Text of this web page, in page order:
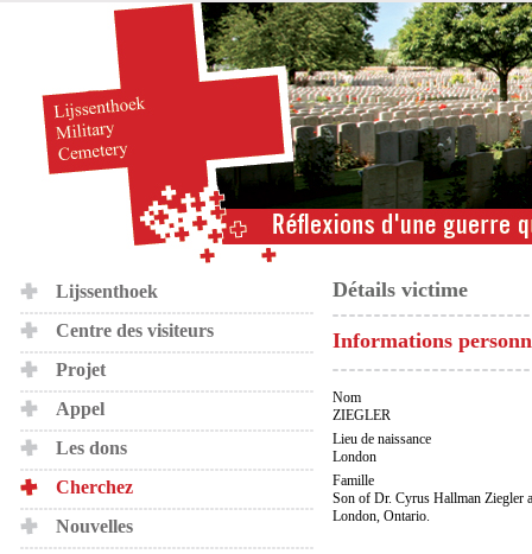
Lijssenthoek
Centre des visiteurs
Projet
Appel
Les dons
Cherchez
Nouvelles
Détails victime
Informations
Nom
ZIEGLER
Lieu de naissance
London
Famille
Son of Dr. Cyrus Hallman Ziegler
London, Ontario.